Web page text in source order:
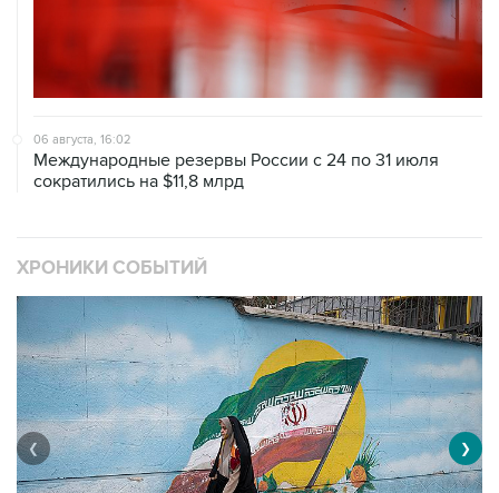
06 августа, 16:02
Международные резервы России с 24 по 31 июля
сократились на $11,8 млрд
ХРОНИКИ СОБЫТИЙ
❮ ❯